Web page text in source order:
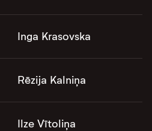
Inga Krasovska
Rēzija Kalniņa
Ilze Vītoliņa